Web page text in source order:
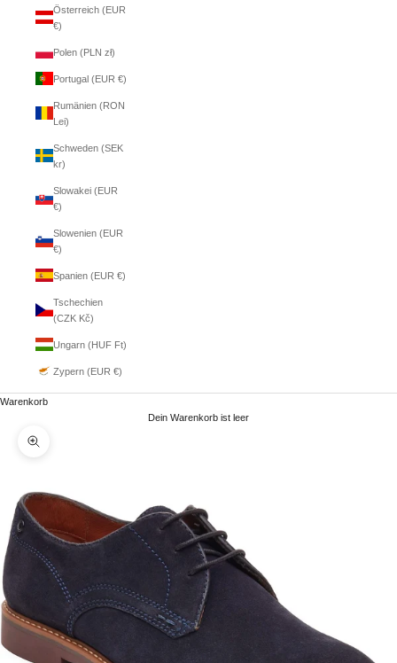
Österreich (EUR
€)
Polen (PLN zł)
Portugal (EUR €)
Rumänien (RON
Lei)
Schweden (SEK
kr)
Slowakei (EUR
€)
Slowenien (EUR
€)
Spanien (EUR €)
Tschechien
(CZK Kč)
Ungarn (HUF Ft)
Zypern (EUR €)
Warenkorb
Dein Warenkorb ist leer
Bild vergrößern